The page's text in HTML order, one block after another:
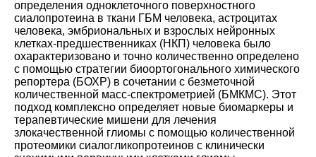
определения одноклеточного поверхностного
сиалопротеина в ткани ГБМ человека, астроцитах
человека, эмбриональных и взрослых нейронных
клетках-предшественниках (НКП) человека было
охарактеризовано и точно количественно определено
с помощью стратегии биоортогонального химического
репортера (БОХР) в сочетании с безметочной
количественной масс-спектрометрией (БМКМС). Этот
подход комплексно определяет новые биомаркеры и
терапевтические мишени для лечения
злокачественной глиомы с помощью количественной
протеомики сиалогликопротеинов с клинически